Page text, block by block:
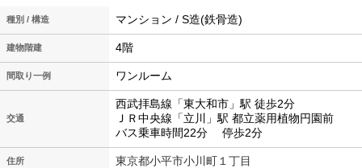
種別 / 構造 マンション / S造(鉄骨造)
建物階建 4階
間取り一例 ワンルーム
交通
西武拝島線「東大和市」駅 徒歩2分
ＪＲ中央線「立川」駅 都立薬用植物円園前
バス乗車時間22分 停歩2分
住所 東京都小平市小川町１丁目